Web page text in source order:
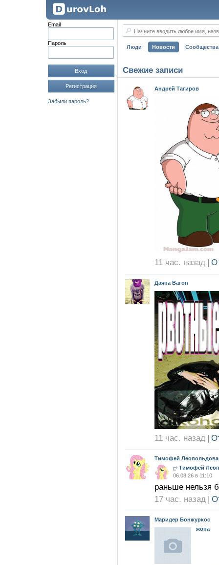
Email
Пароль
Вход
Регистрация
Забыли пароль?
Начните вводить любое имя,
Люди Новости Сообщества
Свежие записи
Андрей Тагиров
11 час. назад |
Даяна Вагон
11 час. назад |
Тимофей Леопольдова
Тимофей
06.08.26 в 11:10
раньше нельзя
17 час. назад |
Маридер Бонжуркос
жопа